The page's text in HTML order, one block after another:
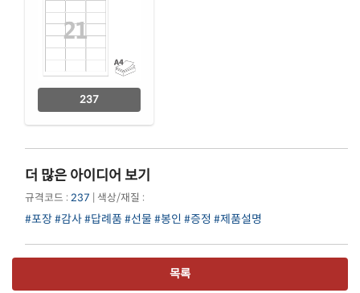
237
더 많은 아이디어 보기
규격코드 : 237 | 색상/재질 :
#포장#감사#답례품 #선물 #봉인 #증정 #제품설명
목록